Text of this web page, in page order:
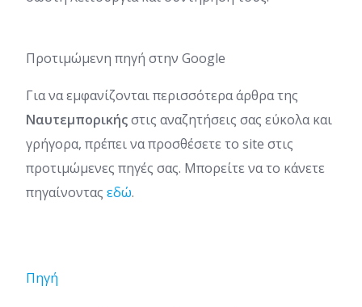
Προτιμώμενη πηγή στην Google
Για να εμφανίζονται περισσότερα άρθρα της
Ναυτεμπορικήςστις αναζητήσεις σας εύκολα και
γρήγορα, πρέπει να προσθέσετε το site στις
προτιμώμενες πηγές σας. Μπορείτε να το κάνετε
πηγαίνοντας εδώ.
Πηγή